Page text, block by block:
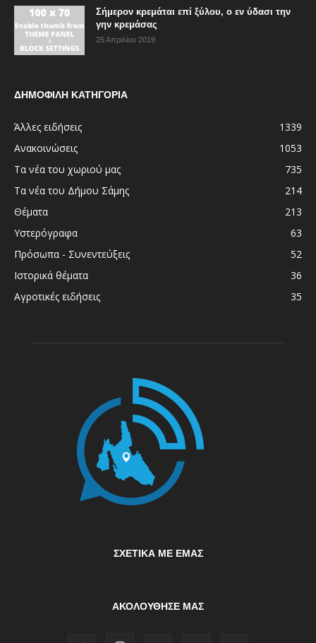
Σήμερον κρεμάται επί ξύλου, ο εν ύδασι την
γην κρεμάσας
25 Απριλίου 2019
ΔΗΜΟΦΙΛΗ ΚΑΤΗΓΟΡΙΑ
Άλλες ειδήσεις
1339
Ανακοινώσεις
1053
Τα νέα του χωριού μας
735
Τα νέα του Δήμου Σάμης
214
Θέματα
213
Υστερόγραφα
63
Πρόσωπα - Συνεντεύξεις
52
Ιστορικά θέματα
36
Αγροτικές ειδήσεις
35
ΣΧΕΤΙΚΆ ΜΕ ΕΜΆΣ
ΑΚΟΛΟΥΘΗΣΕ ΜΑΣ